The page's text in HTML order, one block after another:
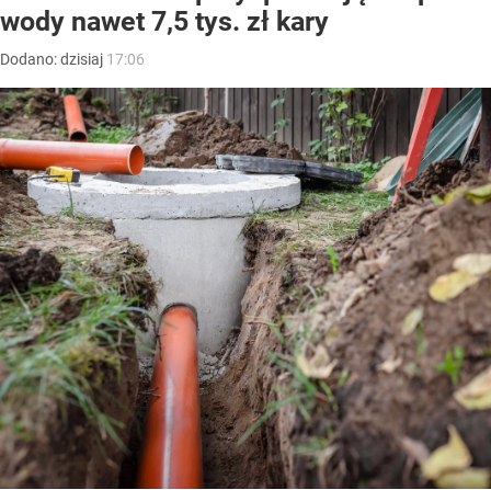
wody nawet 7,5 tys. zł kary
Dodano:dzisiaj 17:06